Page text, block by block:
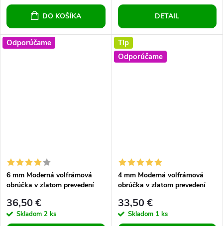
DO KOŠÍKA DETAIL
Odporúčame
6 mm Moderná volfrámová
obrúčka v zlatom prevedení
36,50 €
Skladom 2 ks
Tip
Odporúčame
4 mm Moderná volfrámová
obrúčka v zlatom prevedení
33,50 €
Skladom 1 ks